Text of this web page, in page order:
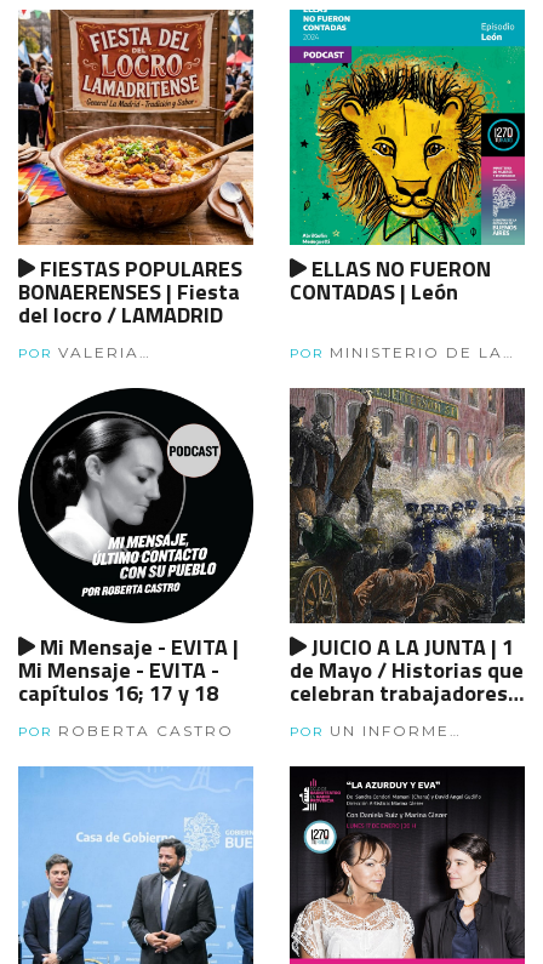
FIESTAS POPULARES
BONAERENSES | Fiesta
del locro / LAMADRID
POR VALERIA
ELLAS NO FUERON
CONTADAS | León
POR
MINISTERIO DE LAS
GÉNERO Y DIVERSIDAD
DE LA PROVINCIA DE
BUENOS AIRES
Mi Mensaje - EVITA |
Mi Mensaje - EVITA -
capítulos 16; 17 y 18
POR ROBERTA CASTRO
JUICIO A LA JUNTA | 1
de Mayo / Historias que
celebran trabajadores -
POR
UN INFORME